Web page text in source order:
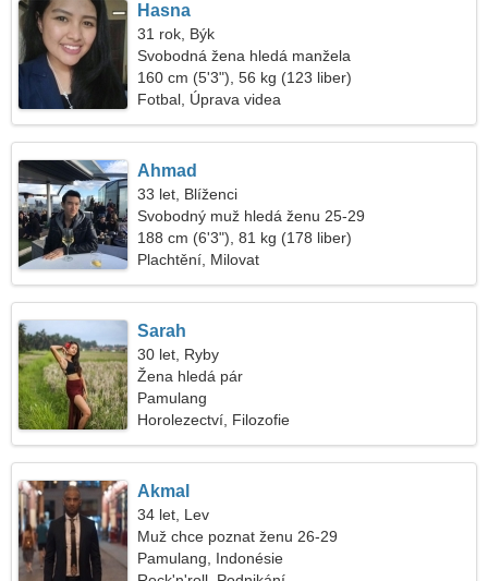
Hasna
31 rok, Býk
Svobodná žena hledá manžela
160 cm (5'3"), 56 kg (123 liber)
Fotbal, Úprava videa
Ahmad
33 let, Blíženci
Svobodný muž hledá ženu 25-29
188 cm (6'3"), 81 kg (178 liber)
Plachtění, Milovat
Sarah
30 let, Ryby
Žena hledá pár
Pamulang
Horolezectví, Filozofie
Akmal
34 let, Lev
Muž chce poznat ženu 26-29
Pamulang, Indonésie